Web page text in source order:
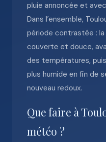
pluie annoncée et
Dans l’ensemble,
période contrastée : la
couverte et douce,
des températures,
plus humide en fin de
nouveau redoux.
Que faire à
météo ?